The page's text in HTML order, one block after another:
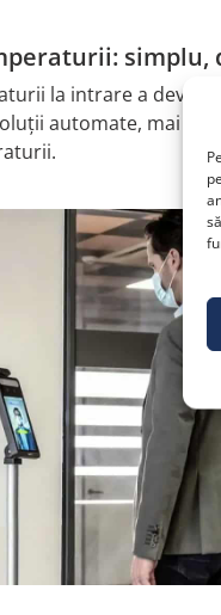
simplu,
la intrare a
automate, mai